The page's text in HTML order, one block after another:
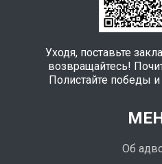
Уходя, поставьте
возвращайтесь!
Полистайте победы
Об